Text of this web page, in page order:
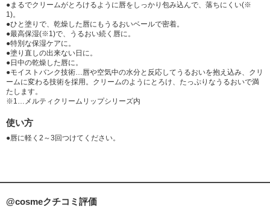
リセリルー4、酢酸トコフェロール、アルガニアスピノサ核油、コレステ
ロール、合成ワックス、酸化鉄、水、水添レシチン、ダイズステロール、
トリイソステアリン酸イソプロピルチタン、BG、香料
●まるでクリームがとろけるように唇をしっかり包み込んで、落ちにくい(※
1)。
●ひと塗りで、乾燥した唇にもうるおいベールで密着。
●最高保湿(※1)で、うるおい続く唇に。
●特別な保湿ケアに。
●塗り直しの出来ない日に。
●日中の乾燥した唇に。
●モイストバンク技術…唇や空気中の水分と反応してうるおいを抱え込み、クリ
ームに変わる技術を採用。クリームのようにとろけ、たっぷりなうるおいで満
たします。
※1…メルティクリームリップシリーズ内
使い方
●唇に軽く2～3回つけてください。
@cosmeクチコミ評価